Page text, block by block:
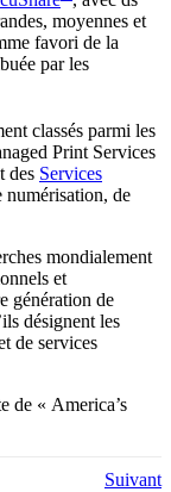
moyennes et
favori de la
par les
classés parmi les
Print Services
des Services
numérisation, de
mondialement
et
génération de
désignent les
de services
de « America’s
Suivant